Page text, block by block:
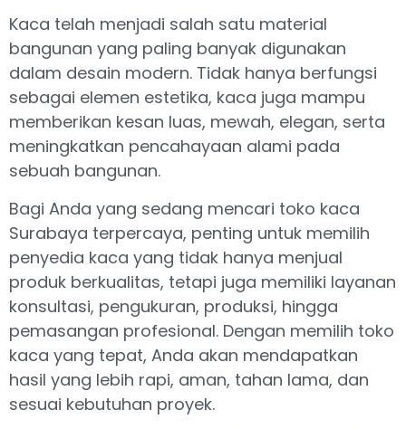
Kaca telah menjadi salah satu material
bangunan yang paling banyak digunakan
dalam desain modern. Tidak hanya berfungsi
sebagai elemen estetika, kaca juga mampu
memberikan kesan luas, mewah, elegan, serta
meningkatkan pencahayaan alami pada
sebuah bangunan.
Bagi Anda yang sedang mencari toko kaca
Surabaya terpercaya, penting untuk memilih
penyedia kaca yang tidak hanya menjual
produk berkualitas, tetapi juga memiliki layanan
konsultasi, pengukuran, produksi, hingga
pemasangan profesional. Dengan memilih toko
kaca yang tepat, Anda akan mendapatkan
hasil yang lebih rapi, aman, tahan lama, dan
sesuai kebutuhan proyek.